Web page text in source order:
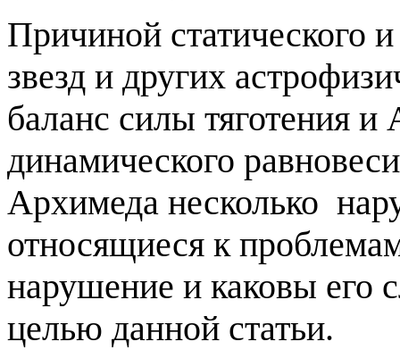
Причиной статического
звезд и других
баланс силы тяготения
динамического
Архимеда несколько
относящиеся к
нарушение и каковы его
целью данной статьи.